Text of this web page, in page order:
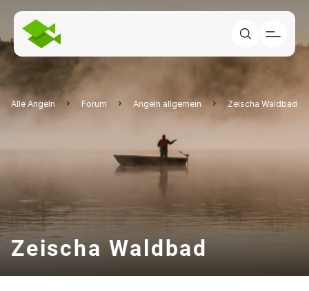
Alle Angeln Forum Angeln allgemein Zeischa Waldbad
Zeischa Waldbad